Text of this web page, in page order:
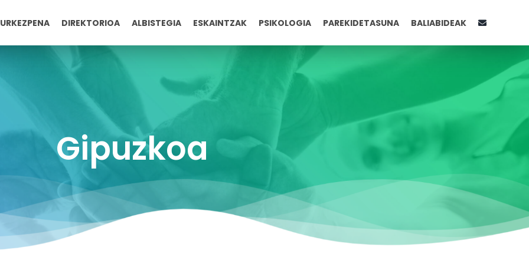
DIREKTORIOA ALBISTEGIA ESKAINTZAK PSIKOLOGIA PAREKIDETASUNA BALIABIDEAK
Gipuzkoa